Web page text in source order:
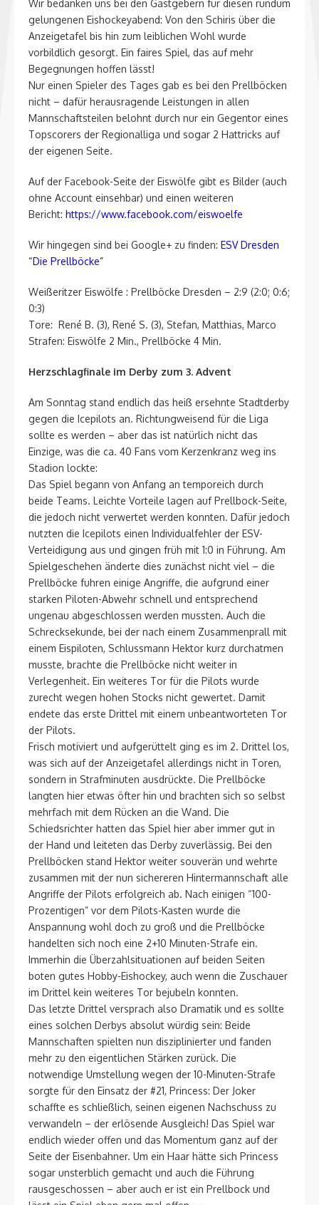
Wir bedanken uns bei den Gastgebern für diesen rundum
gelungenen Eishockeyabend: Von den Schiris über die
Anzeigetafel bis hin zum leiblichen Wohl wurde
vorbildlich gesorgt. Ein faires Spiel, das auf mehr
Begegnungen hoffen lässt!
Nur einen Spieler des Tages gab es bei den Prellböcken
nicht – dafür herausragende Leistungen in allen
Mannschaftsteilen belohnt durch nur ein Gegentor eines
Topscorers der Regionalliga und sogar 2 Hattricks auf
der eigenen Seite.
Auf der Facebook-Seite der Eiswölfe gibt es Bilder (auch
ohne Account einsehbar) und einen weiteren
Bericht: https://www.facebook.com/eiswoelfe
Wir hingegen sind bei Google+ zu finden: ESV Dresden
“Die Prellböcke”
Weißeritzer Eiswölfe : Prellböcke Dresden – 2:9 (2:0; 0:6;
0:3)
Tore: René B. (3), René S. (3), Stefan, Matthias, Marco
Strafen: Eiswölfe 2 Min., Prellböcke 4 Min.
Herzschlagfinale im Derby zum 3. Advent
Am Sonntag stand endlich das heiß ersehnte Stadtderby
gegen die Icepilots an. Richtungweisend für die Liga
sollte es werden – aber das ist natürlich nicht das
Einzige, was die ca. 40 Fans vom Kerzenkranz weg ins
Stadion lockte:
Das Spiel begann von Anfang an temporeich durch
beide Teams. Leichte Vorteile lagen auf Prellbock-Seite,
die jedoch nicht verwertet werden konnten. Dafür jedoch
nutzten die Icepilots einen Individualfehler der ESV-
Verteidigung aus und gingen früh mit 1:0 in Führung. Am
Spielgeschehen änderte dies zunächst nicht viel – die
Prellböcke fuhren einige Angriffe, die aufgrund einer
starken Piloten-Abwehr schnell und entsprechend
ungenau abgeschlossen werden mussten. Auch die
Schrecksekunde, bei der nach einem Zusammenprall mit
einem Eispiloten, Schlussmann Hektor kurz durchatmen
musste, brachte die Prellböcke nicht weiter in
Verlegenheit. Ein weiteres Tor für die Pilots wurde
zurecht wegen hohen Stocks nicht gewertet. Damit
endete das erste Drittel mit einem unbeantworteten Tor
der Pilots.
Frisch motiviert und aufgerüttelt ging es im 2. Drittel los,
was sich auf der Anzeigetafel allerdings nicht in Toren,
sondern in Strafminuten ausdrückte. Die Prellböcke
langten hier etwas öfter hin und brachten sich so selbst
mehrfach mit dem Rücken an die Wand. Die
Schiedsrichter hatten das Spiel hier aber immer gut in
der Hand und leiteten das Derby zuverlässig. Bei den
Prellböcken stand Hektor weiter souverän und wehrte
zusammen mit der nun sichereren Hintermannschaft alle
Angriffe der Pilots erfolgreich ab. Nach einigen “100-
Prozentigen” vor dem Pilots-Kasten wurde die
Anspannung wohl doch zu groß und die Prellböcke
handelten sich noch eine 2+10 Minuten-Strafe ein.
Immerhin die Überzahlsituationen auf beiden Seiten
boten gutes Hobby-Eishockey, auch wenn die Zuschauer
im Drittel kein weiteres Tor bejubeln konnten.
Das letzte Drittel versprach also Dramatik und es sollte
eines solchen Derbys absolut würdig sein: Beide
Mannschaften spielten nun disziplinierter und fanden
mehr zu den eigentlichen Stärken zurück. Die
notwendige Umstellung wegen der 10-Minuten-Strafe
sorgte für den Einsatz der #21, Princess: Der Joker
schaffte es schließlich, seinen eigenen Nachschuss zu
verwandeln – der erlösende Ausgleich! Das Spiel war
endlich wieder offen und das Momentum ganz auf der
Seite der Eisenbahner. Um ein Haar hätte sich Princess
sogar unsterblich gemacht und auch die Führung
rausgeschossen – aber auch er ist ein Prellbock und